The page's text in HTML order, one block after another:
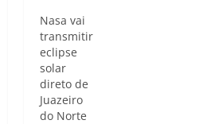
Nasa vai
transmitir
eclipse
solar
direto de
Juazeiro
do Norte